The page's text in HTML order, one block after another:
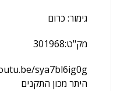
גימור: כרום
מק"ט:301968
sya7bl6ig0g
היתר מכון התקנים